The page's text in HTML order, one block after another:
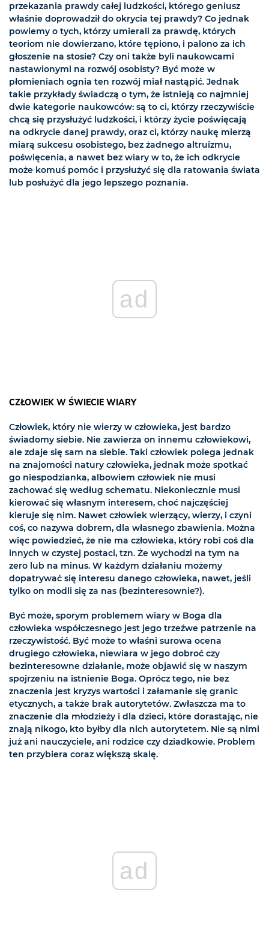
przekazania prawdy całej ludzkości, którego geniusz
właśnie doprowadził do okrycia tej prawdy? Co jednak
powiemy o tych, którzy umierali za prawdę, których
teoriom nie dowierzano, które tępiono, i palono za ich
głoszenie na stosie? Czy oni także byli naukowcami
nastawionymi na rozwój osobisty? Być może w
płomieniach ognia ten rozwój miał nastąpić. Jednak
takie przykłady świadczą o tym, że istnieją co najmniej
dwie kategorie naukowców: są to ci, którzy rzeczywiście
chcą się przysłużyć ludzkości, i którzy życie poświęcają
na odkrycie danej prawdy, oraz ci, którzy naukę mierzą
miarą sukcesu osobistego, bez żadnego altruizmu,
poświęcenia, a nawet bez wiary w to, że ich odkrycie
może komuś pomóc i przysłużyć się dla ratowania świata
lub posłużyć dla jego lepszego poznania.
ad
CZŁOWIEK W ŚWIECIE WIARY
Człowiek, który nie wierzy w człowieka, jest bardzo
świadomy siebie. Nie zawierza on innemu człowiekowi,
ale zdaje się sam na siebie. Taki człowiek polega jednak
na znajomości natury człowieka, jednak może spotkać
go niespodzianka, albowiem człowiek nie musi
zachować się według schematu. Niekoniecznie musi
kierować się własnym interesem, choć najczęściej
kieruje się nim. Nawet człowiek wierzący, wierzy, i czyni
coś, co nazywa dobrem, dla własnego zbawienia. Można
więc powiedzieć, że nie ma człowieka, który robi coś dla
innych w czystej postaci, tzn. Że wychodzi na tym na
zero lub na minus. W każdym działaniu możemy
dopatrywać się interesu danego człowieka, nawet, jeśli
tylko on modli się za nas (bezinteresownie?).
Być może, sporym problemem wiary w Boga dla
człowieka współczesnego jest jego trzeźwe patrzenie na
rzeczywistość. Być może to właśni surowa ocena
drugiego człowieka, niewiara w jego dobroć czy
bezinteresowne działanie, może objawić się w naszym
spojrzeniu na istnienie Boga. Oprócz tego, nie bez
znaczenia jest kryzys wartości i załamanie się granic
etycznych, a także brak autorytetów. Zwłaszcza ma to
znaczenie dla młodzieży i dla dzieci, które dorastając, nie
znają nikogo, kto byłby dla nich autorytetem. Nie są nimi
już ani nauczyciele, ani rodzice czy dziadkowie. Problem
ten przybiera coraz większą skalę.
ad